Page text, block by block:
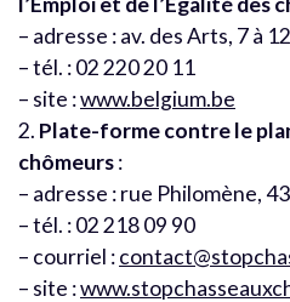
– adresse : av. des Arts, 7 à
– tél. : 02 220 20 11
– site :www.belgium.be
2. Plate-forme contre le
chômeurs:
– adresse : rue Philomène,
– tél. : 02 218 09 90
– courriel :
– site :